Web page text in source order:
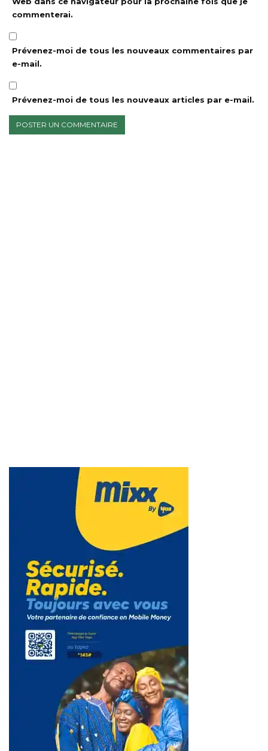
commenterai.
Prévenez-moi de tous les nouveaux commentaires par
e-mail.
Prévenez-moi de tous les nouveaux articles par e-mail.